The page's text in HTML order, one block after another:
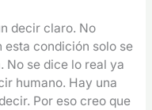
decir claro. No
esta condición solo se
No se dice lo real ya
humano. Hay una
Por eso creo que